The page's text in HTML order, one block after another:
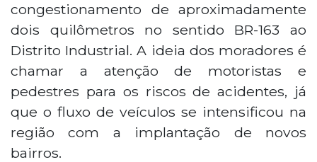
congestionamento de aproximadamente
dois quilômetros no sentido BR-163 ao
Distrito Industrial. A ideia dos moradores é
chamar a atenção de motoristas e
pedestres para os riscos de acidentes, já
que o fluxo de veículos se intensificou na
região com a implantação de novos
bairros.